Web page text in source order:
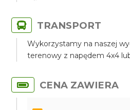
TRANSPORT
Wykorzystamy na naszej
terenowy z napędem 4x4
CENA ZAWIERA